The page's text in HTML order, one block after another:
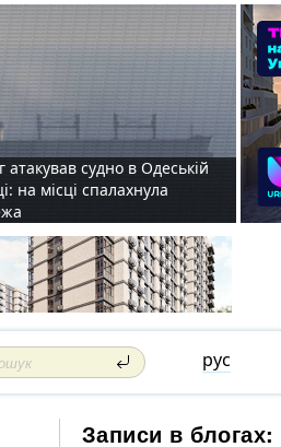
атакував судно в Одеській
на місці спалахнула
рус
Записи в блогах: